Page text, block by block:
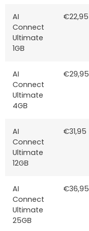
AI
Connect
Ultimate
1GB
€22,95
AI
Connect
Ultimate
4GB
€29,95
AI
Connect
Ultimate
12GB
€31,95
AI
Connect
Ultimate
25GB
€36,95